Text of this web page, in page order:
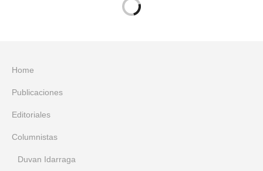
Home
Publicaciones
Editoriales
Columnistas
Duvan Idarraga